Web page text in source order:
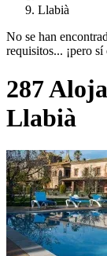
Llabià
No se han
requisitos... ¡pero sí
287
Llabià